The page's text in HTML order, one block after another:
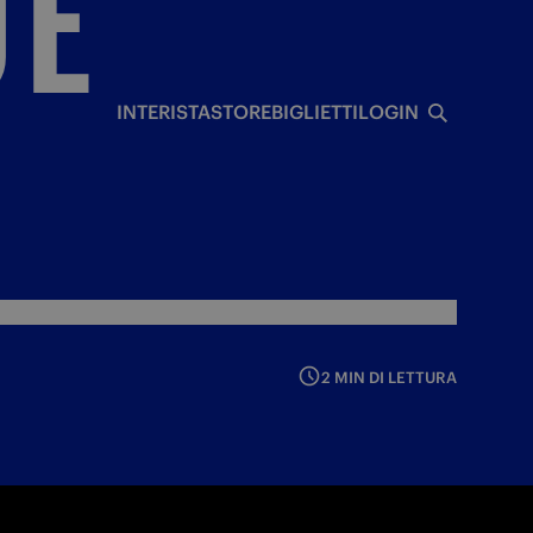
INTERISTASTOREBIGLIETTILOGIN
2 MIN DI LETTURA